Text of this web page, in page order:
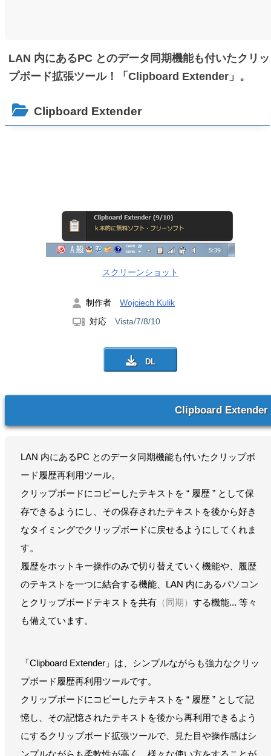
LAN 内にあるPC とのデータ同期機能も付いたクリッ
プボード拡張ツール！「Clipboard Extender」。
Clipboard Extender
スクリーンショット
制作者 Wojciech Kulik
対応 Vista/7/8/10
Clipboard Extender
LAN 内にあるPC とのデータ同期機能も付いたクリップボ
ード履歴再利用ツール。
クリップボードにコピーしたテキストを “ 履歴 ” として保
存できるようにし、その保存されたテキストを後から好き
なタイミングでクリップボードに戻せるようにしてくれま
す。
履歴をホットキー操作のみで切り替えていく機能や、履歴
のテキストを一つに結合する機能、LAN 内にあるパソコン
とクリップボードテキストを共有 （同期） する機能... 等々
も備えています。
「Clipboard Extender」は、シンプルながらも強力なクリッ
プボード履歴再利用ツールです。
クリップボードにコピーしたテキストを “ 履歴 ” として記
憶し、その記憶されたテキストを後から再利用できるよう
にするクリップボード拡張ツールで、見た目や操作感はシ
ンプルながらも柔軟性が高く、様々な使い方をすることが